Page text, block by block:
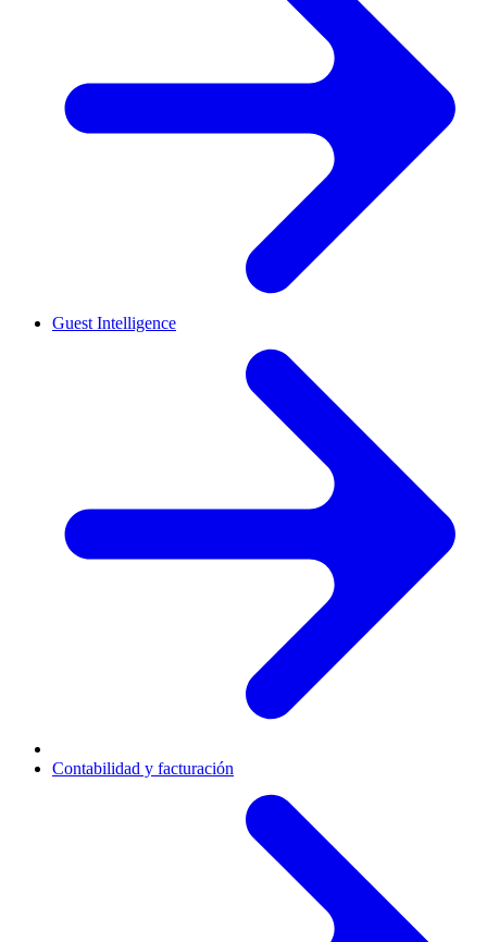
Guest Intelligence
Contabilidad y facturación